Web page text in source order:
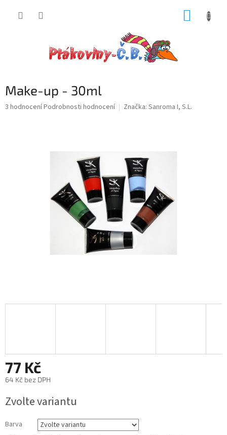
Make-up - 30ml
Průměrné
3 hodnoceníPodrobnosti hodnocení Značka: Sanroma I, S.L.
77 Kč
64 Kč bez DPH
cena:
Zvolte variantu
Barva